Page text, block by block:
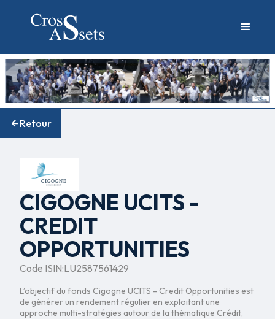
Retour
CIGOGNE UCITS -
CREDIT
OPPORTUNITIES
Code ISIN:LU2587561429
L’objectif du fonds Cigogne UCITS - Credit Opportunities est
de générer un rendement régulier en exploitant une
approche multi-stratégies autour de la thématique Crédit,